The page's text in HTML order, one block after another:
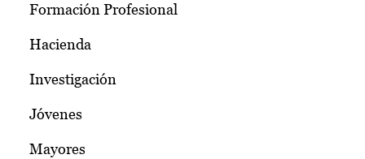
Formación Profesional
Hacienda
Investigación
Jóvenes
Mayores